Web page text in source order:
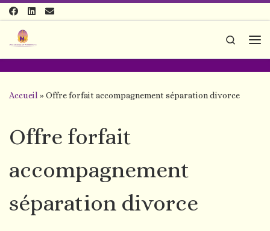
Passer au contenu
Search
Accueil »Offre forfait accompagnement séparation divorce
Offre forfait
accompagnement
séparation divorce